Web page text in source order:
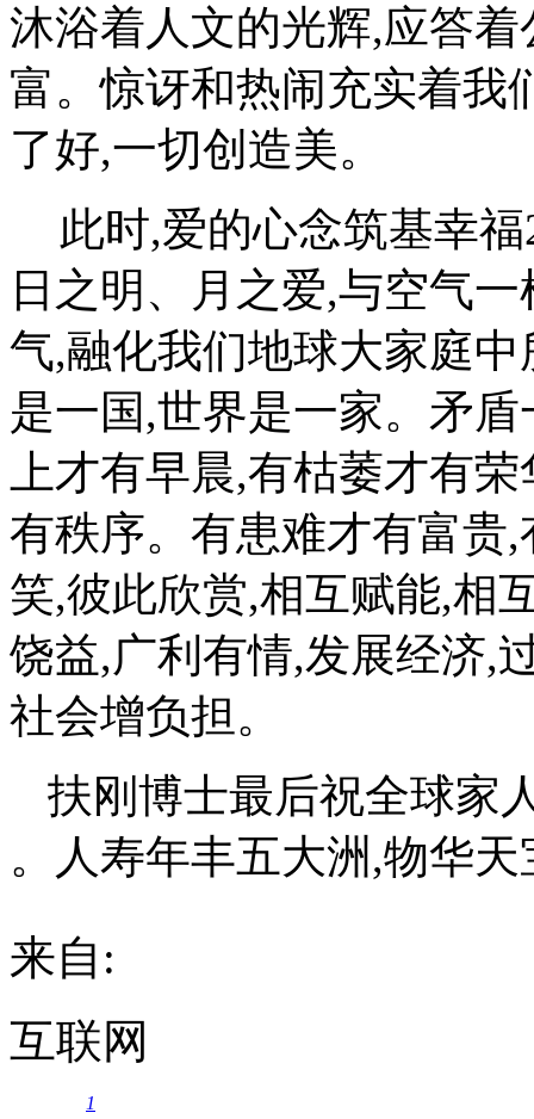
沐浴着人文的光辉,应答
富。惊讶和热闹充实着我
了好,一切创造美。
此时,爱的心念筑基幸
日之明、月之爱,与空气
气,融化我们地球大家庭
是一国,世界是一家。矛
上才有早晨,有枯萎才有
有秩序。有患难才有富贵
笑,彼此欣赏,相互赋能,相
饶益,广利有情,发展经济,
社会增负担。
扶刚博士最后祝全球家
。人寿年丰五大洲,物华
来自:
互联网
1